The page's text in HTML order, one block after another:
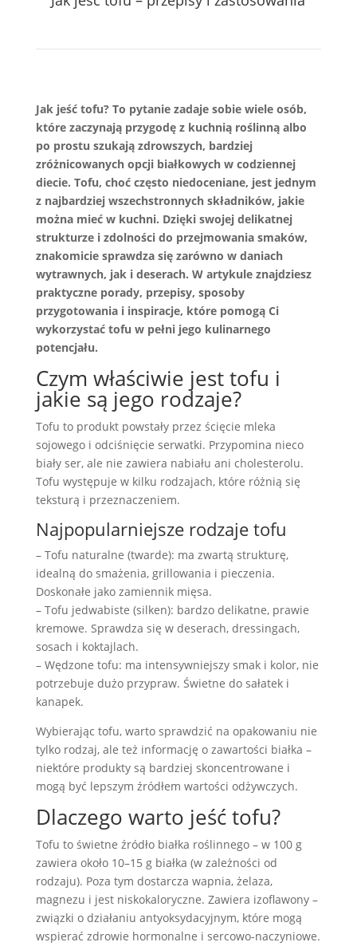
Jak jeść tofu? To pytanie zadaje sobie wiele osób,
które zaczynają przygodę z kuchnią roślinną albo
po prostu szukają zdrowszych, bardziej
zróżnicowanych opcji białkowych w codziennej
diecie. Tofu, choć często niedoceniane, jest jednym
z najbardziej wszechstronnych składników, jakie
można mieć w kuchni. Dzięki swojej delikatnej
strukturze i zdolności do przejmowania smaków,
znakomicie sprawdza się zarówno w daniach
wytrawnych, jak i deserach. W artykule znajdziesz
praktyczne porady, przepisy, sposoby
przygotowania i inspiracje, które pomogą Ci
wykorzystać tofu w pełni jego kulinarnego
potencjału.
Czym właściwie jest tofu i
jakie są jego rodzaje?
Tofu to produkt powstały przez ścięcie mleka
sojowego i odciśnięcie serwatki. Przypomina nieco
biały ser, ale nie zawiera nabiału ani cholesterolu.
Tofu występuje w kilku rodzajach, które różnią się
teksturą i przeznaczeniem.
Najpopularniejsze rodzaje tofu
– Tofu naturalne (twarde): ma zwartą strukturę,
idealną do smażenia, grillowania i pieczenia.
Doskonałe jako zamiennik mięsa.
– Tofu jedwabiste (silken): bardzo delikatne, prawie
kremowe. Sprawdza się w deserach, dressingach,
sosach i koktajlach.
– Wędzone tofu: ma intensywniejszy smak i kolor, nie
potrzebuje dużo przypraw. Świetne do sałatek i
kanapek.
Wybierając tofu, warto sprawdzić na opakowaniu nie
tylko rodzaj, ale też informację o zawartości białka –
niektóre produkty są bardziej skoncentrowane i
mogą być lepszym źródłem wartości odżywczych.
Dlaczego warto jeść tofu?
Tofu to świetne źródło białka roślinnego – w 100 g
zawiera około 10–15 g białka (w zależności od
rodzaju). Poza tym dostarcza wapnia, żelaza,
magnezu i jest niskokaloryczne. Zawiera izoflawony –
związki o działaniu antyoksydacyjnym, które mogą
wspierać zdrowie hormonalne i sercowo-naczyniowe.